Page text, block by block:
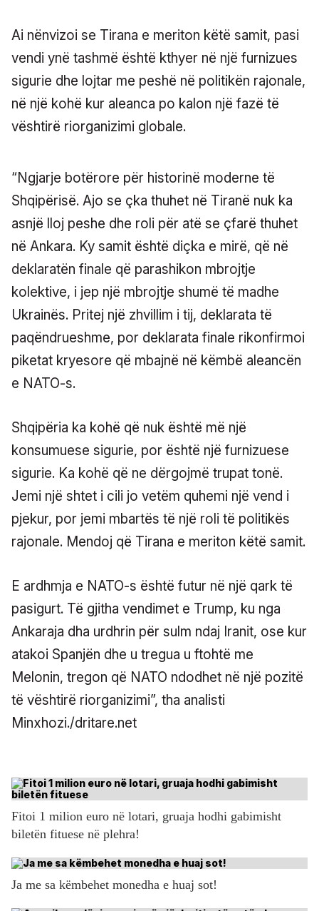
Ai nënvizoi se Tirana e meriton këtë samit, pasi
vendi ynë tashmë është kthyer në një furnizues
sigurie dhe lojtar me peshë në politikën rajonale,
në një kohë kur aleanca po kalon një fazë të
vështirë riorganizimi globale.
“Ngjarje botërore për historinë moderne të
Shqipërisë. Ajo se çka thuhet në Tiranë nuk ka
asnjë lloj peshe dhe roli për atë se çfarë thuhet
në Ankara. Ky samit është diçka e mirë, që në
deklaratën finale që parashikon mbrojtje
kolektive, i jep një mbrojtje shumë të madhe
Ukrainës. Pritej një zhvillim i tij, deklarata të
paqëndrueshme, por deklarata finale rikonfirmoi
piketat kryesore që mbajnë në këmbë aleancën
e NATO-s.
Shqipëria ka kohë që nuk është më një
konsumuese sigurie, por është një furnizuese
sigurie. Ka kohë që ne dërgojmë trupat tonë.
Jemi një shtet i cili jo vetëm quhemi një vend i
pjekur, por jemi mbartës të një roli të politikës
rajonale. Mendoj që Tirana e meriton këtë samit.
E ardhmja e NATO-s është futur në një qark të
pasigurt. Të gjitha vendimet e Trump, ku nga
Ankaraja dha urdhrin për sulm ndaj Iranit, ose kur
atakoi Spanjën dhe u tregua u ftohtë me
Melonin, tregon që NATO ndodhet në një pozitë
të vështirë riorganizimi”, tha analisti
Minxhozi./dritare.net
Fitoi 1 milion euro në lotari, gruaja hodhi gabimisht
biletën fituese në plehra!
Ja me sa këmbehet monedha e huaj sot!